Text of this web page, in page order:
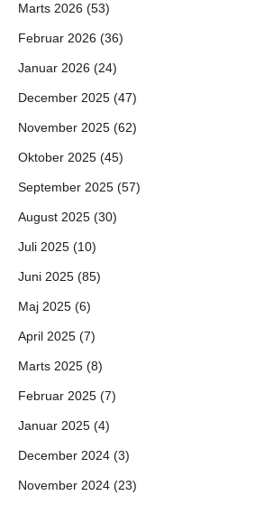
Marts 2026 (53)
Februar 2026 (36)
Januar 2026 (24)
December 2025 (47)
November 2025 (62)
Oktober 2025 (45)
September 2025 (57)
August 2025 (30)
Juli 2025 (10)
Juni 2025 (85)
Maj 2025 (6)
April 2025 (7)
Marts 2025 (8)
Februar 2025 (7)
Januar 2025 (4)
December 2024 (3)
November 2024 (23)